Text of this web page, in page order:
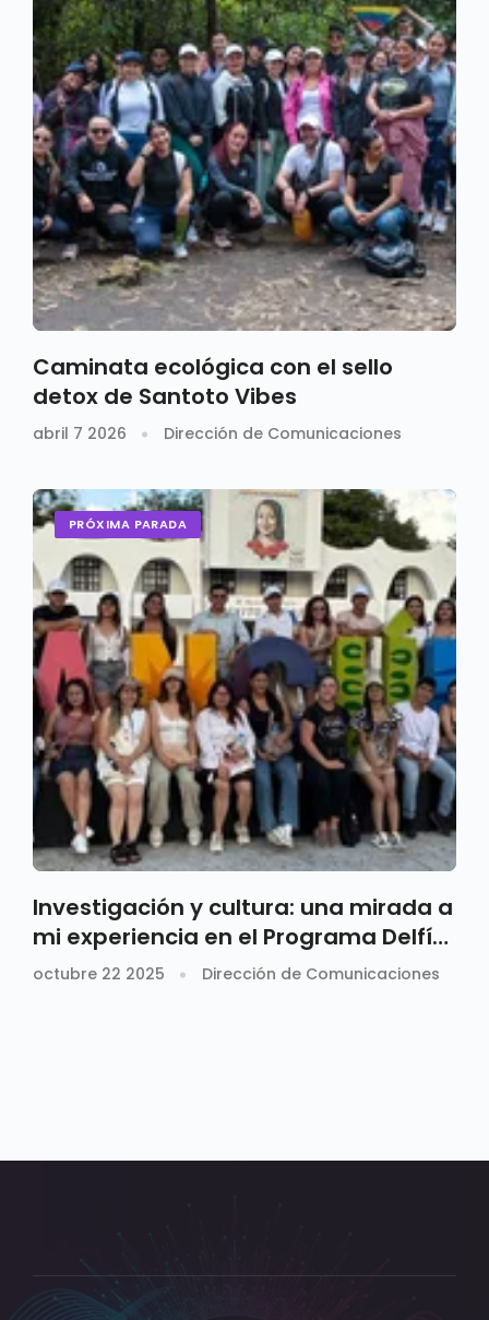
Caminata ecológica con el sello
detox de Santoto Vibes
abril 7 2026 Dirección de Comunicaciones
PRÓXIMA PARADA
Investigación y cultura: una mirada a
mi experiencia en el Programa Delfín
2025
octubre 22 2025 Dirección de Comunicaciones